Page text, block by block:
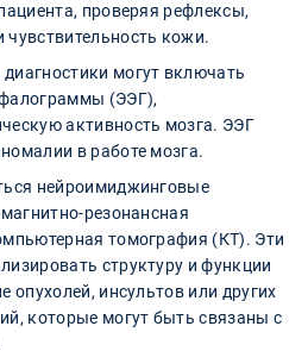
проверяя рефлексы,
кожи.
могут включать
(ЭЭГ),
активность мозга. ЭЭГ
в работе мозга.
нейроимиджинговые
резонансная
томография (КТ). Эти
структуру и функции
опухолей, инсультов или других
которые могут быть связаны с